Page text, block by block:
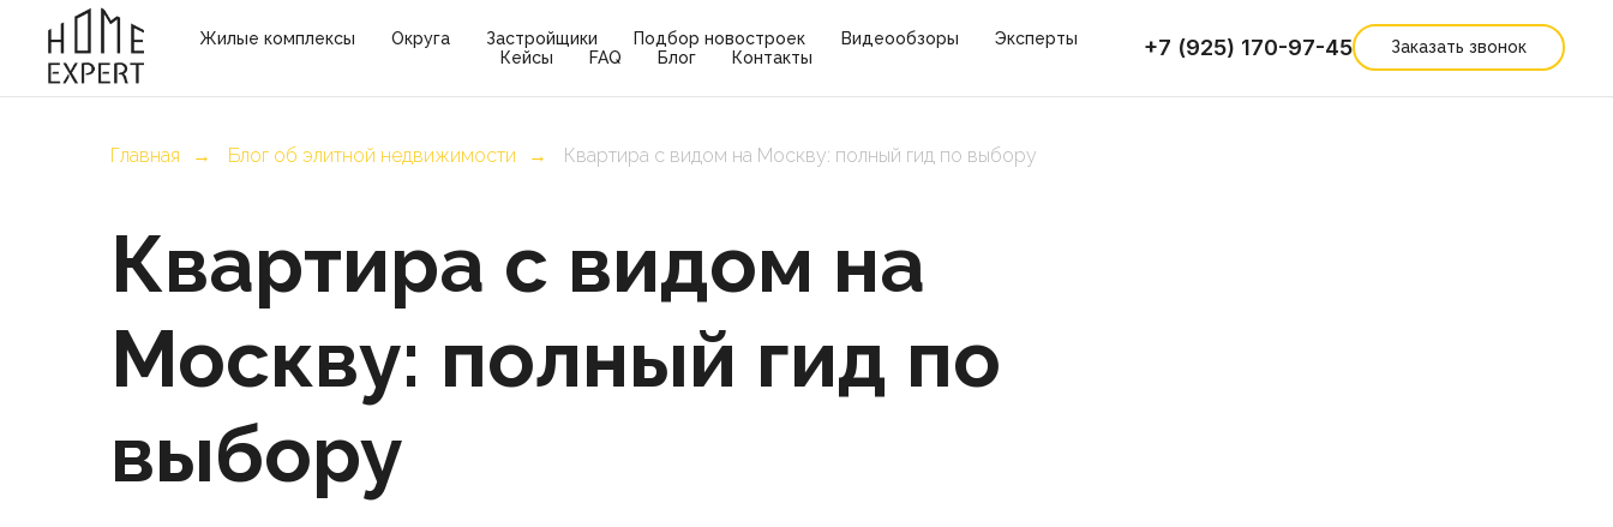
Жилые комплексы Округа Застройщики Подбор новостроек Видеообзоры
Эксперты
Кейсы
FAQ Блог Контакты +7 (925) 170-97-45 Заказать звонок
Главная → Блог об элитной недвижимости → Квартира с видом на Москву: полный гид по выбору
Квартира с видом на
Москву: полный гид по
выбору